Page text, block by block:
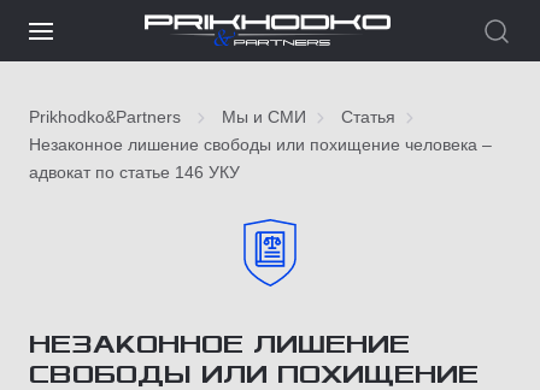
Prikhodko&Partners Мы и СМИ
Статья
Незаконное лишение свободы или похищение человека –
адвокат по статье 146 УКУ
НЕЗАКОННОЕ ЛИШЕНИЕ
СВОБОДЫ ИЛИ ПОХИЩЕНИЕ